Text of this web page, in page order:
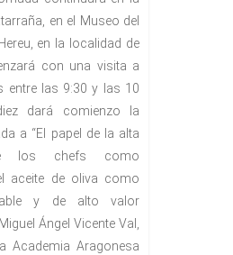
en el Museo del
en la localidad de
con una visita a
entre las 9:30 y las 10
dará comienzo la
a “El papel de la alta
los chefs como
aceite de oliva como
y de alto valor
Ángel Vicente Val,
Academia Aragonesa